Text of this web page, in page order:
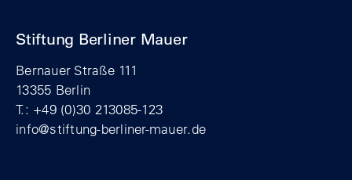
Stiftung Berliner Mauer
Bernauer Straße 111
13355 Berlin
T.: +49 (0)30 213085-123
info@stiftung-berliner-mauer.de